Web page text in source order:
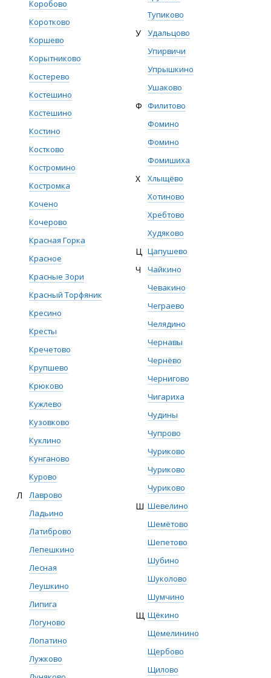
Коробово
Коротково
Коршево
Корытниково
Костерево
Костешино
Костешино
Костино
Костково
Костромино
Костромка
Кочено
Кочерово
Красная Горка
Красное
Красные Зори
Красный Торфяник
Кресино
Кресты
Кречетово
Крупшево
Крюково
Кужлево
Кузовково
Куклино
Кунганово
Курово
Л
Лаврово
Ладьино
Латиброво
Лепешкино
Лесная
Леушкино
Липига
Логуново
Лопатино
Лужково
Тупиково
У
Удальцово
Упирвичи
Упрышкино
Ушаково
Ф Филитово
Фомино
Фомино
Фомишиха
Х
Хлыщёво
Хотиново
Хребтово
Худяково
Ц Цапушево
Ч
Чайкино
Чевакино
Чеграево
Челядино
Чернавы
Чернёво
Чернигово
Чигариха
Чудины
Чупрово
Чуриково
Чуриково
Чуриково
Ш Шевелино
Шемётово
Шепетово
Шубино
Шуколово
Шумчино
Щ Щёкино
Щемелинино
Щербово
Щилово